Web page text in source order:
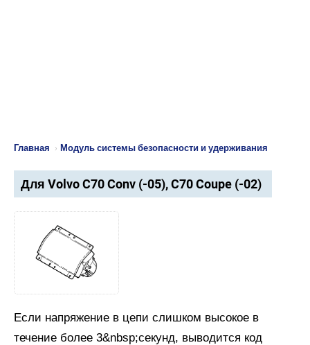
Главная › Модуль системы безопасности и удерживания
Для Volvo C70 Conv (-05), C70 Coupe (-02)
Если напряжение в цепи слишком высокое в
течение более 3&nbsp;секунд, выводится код